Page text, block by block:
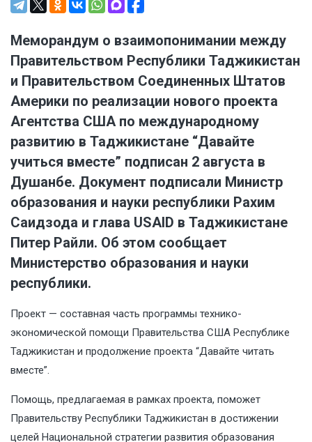
Меморандум о взаимопонимании между
Правительством Республики Таджикистан
и Правительством Соединенных Штатов
Америки по реализации нового проекта
Агентства США по международному
развитию в Таджикистане “Давайте
учиться вместе” подписан 2 августа в
Душанбе. Документ подписали Министр
образования и науки республики Рахим
Саидзода и глава USAID в Таджикистане
Питер Райли. Об этом сообщает
Министерство образования и науки
республики.
Проект — составная часть программы технико-
экономической помощи Правительства США Республике
Таджикистан и продолжение проекта “Давайте читать
вместе”.
Помощь, предлагаемая в рамках проекта, поможет
Правительству Республики Таджикистан в достижении
целей Национальной стратегии развития образования